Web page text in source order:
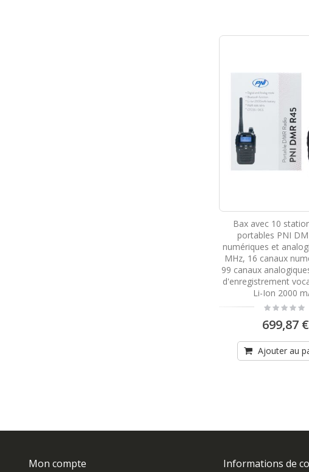
Bax avec 10
portables PNI
numériques et
MHz, 16 canaux
99 canaux
d'enregistrement
Li-Ion 2000
Rating:
0%
699,87 €
Ajouter au
Mon compte Informations de